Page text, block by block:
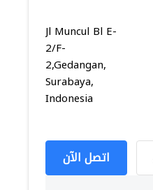
Jl Muncul Bl E-
2/F-
2,Gedangan,
Surabaya,
Indonesia
اتصل الآن